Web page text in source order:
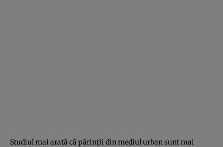
Studiul mai arată că părinții din mediul urban sunt mai